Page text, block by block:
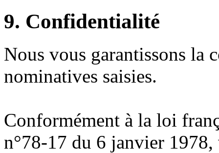
9. Confidentialité
Nous vous garantissons la
nominatives saisies.
Conformément à la loi
n°78-17 du 6 janvier 1978,